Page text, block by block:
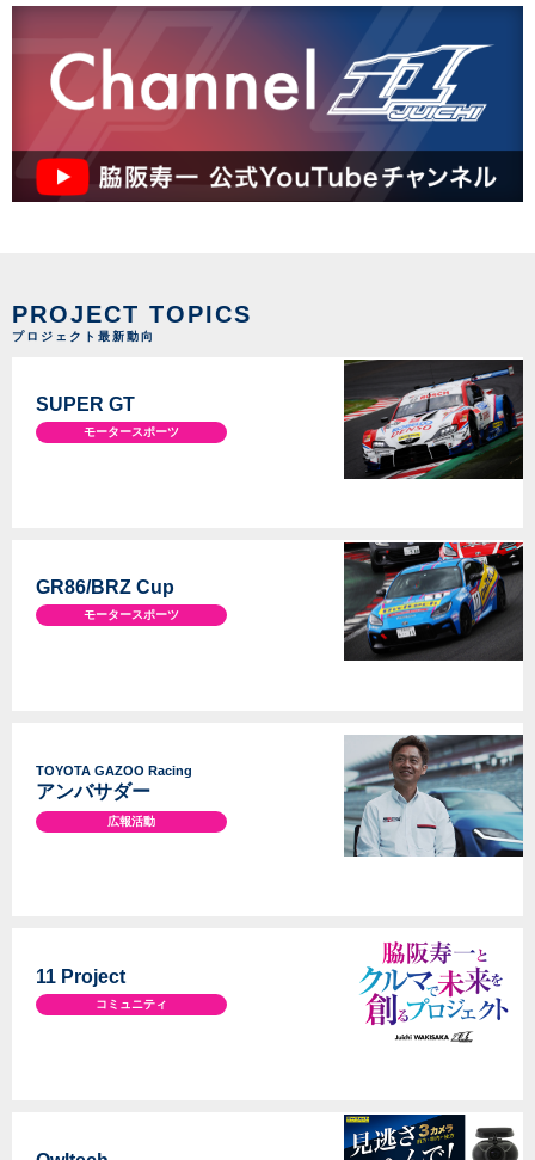
PROJECT TOPICS
プロジェクト最新動向
SUPER GT
モータースポーツ
GR86/BRZ Cup
モータースポーツ
TOYOTA GAZOO Racing
アンバサダー
広報活動
11 Project
コミュニティ